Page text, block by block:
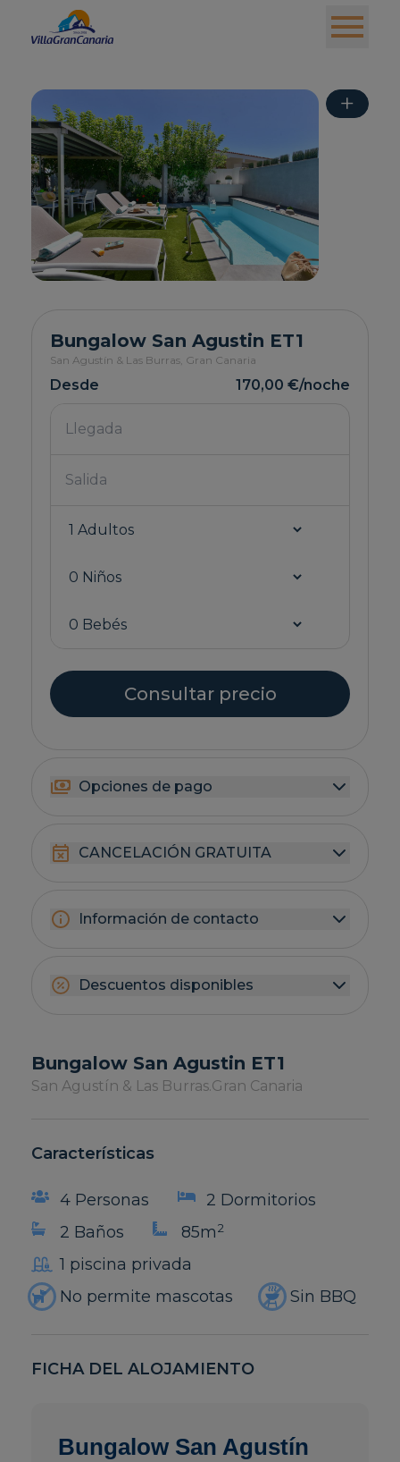
+
Bungalow San Agustin ET1
San Agustín & Las Burras, Gran Canaria
Desde 170,00 €/noche
Consultar precio
Opciones de pago
CANCELACIÓN GRATUITA
Información de contacto
Descuentos disponibles
Bungalow San Agustin ET1
San Agustín & Las Burras.Gran Canaria
Características
4 Personas
2 Dormitorios
2 Baños
85m2
1 piscina privada
No permite mascotas
Sin BBQ
FICHA DEL ALOJAMIENTO
Bungalow San Agustín